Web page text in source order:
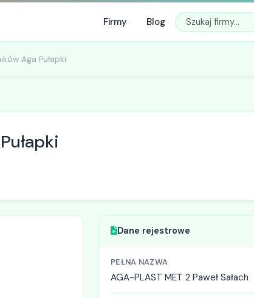
Firmy Blog
Aga Pułapki
Dane rejestrowe
PEŁNA NAZWA
AGA-PLAST MET 2 Paweł Sałach